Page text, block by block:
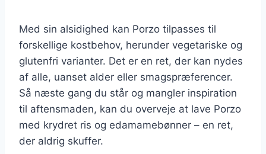
Med sin alsidighed kan Porzo tilpasses til
forskellige kostbehov, herunder vegetariske og
glutenfri varianter. Det er en ret, der kan nydes
af alle, uanset alder eller smagspræferencer.
Så næste gang du står og mangler inspiration
til aftensmaden, kan du overveje at lave Porzo
med krydret ris og edamamebønner – en ret,
der aldrig skuffer.